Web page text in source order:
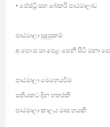
• පේස්ට්‍රි සහ බේකරි පාඨමාලාව
පාඨමාලා සුදුසුකම්
අ.පො.ස සා.පෙළ පෙනී සිටි මනා
පාඨමාලා මෙහෙයවීම
සතියකට දින හතරකි
පාඨමාලා කාලය මාස හයකි.